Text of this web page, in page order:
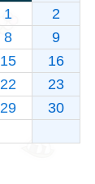
1
2
8
9
15
16
22
23
29
30